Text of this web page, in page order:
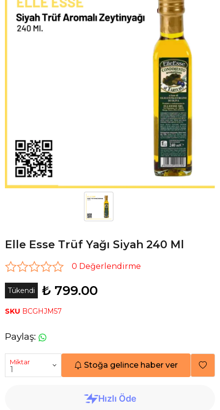
Elle Esse Trüf Yağı Siyah 240 Ml
0 Değerlendirme
Tükendi ₺ 799.00
SKU BCGHJM57
Paylaş:
Miktar Stoğa gelince haber ver